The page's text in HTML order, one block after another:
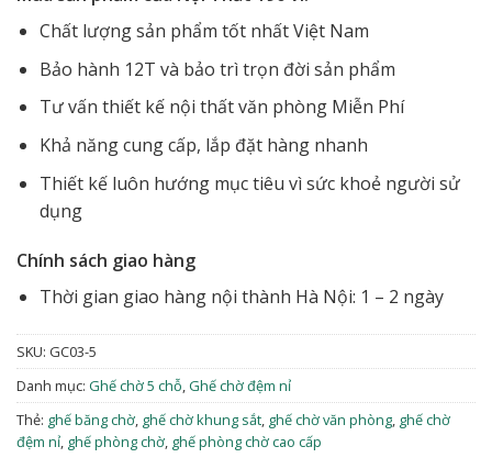
Chất lượng sản phẩm tốt nhất Việt Nam
Bảo hành 12T và bảo trì trọn đời sản phẩm
Tư vấn thiết kế nội thất văn phòng Miễn Phí
Khả năng cung cấp, lắp đặt hàng nhanh
Thiết kế luôn hướng mục tiêu vì sức khoẻ người sử
dụng
Chính sách giao hàng
Thời gian giao hàng nội thành Hà Nội: 1 – 2 ngày
SKU: GC03-5
Danh mục: Ghế chờ 5 chỗ, Ghế chờ đệm nỉ
Thẻ: ghế băng chờ, ghế chờ khung sắt, ghế chờ văn phòng, ghế chờ
đệm nỉ, ghế phòng chờ, ghế phòng chờ cao cấp